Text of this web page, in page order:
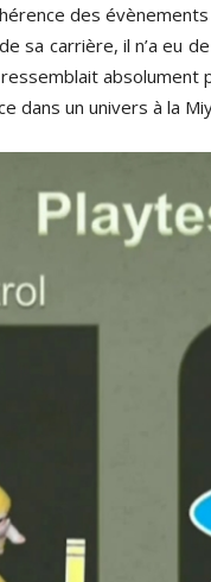
des
sa carrière, il n’a eu
absolument
dans un univers à la